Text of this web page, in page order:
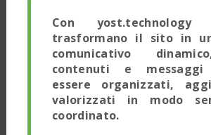
Con
trasformano il sito in
comunicativo
contenuti e messaggi
essere organizzati,
valorizzati in modo
coordinato.